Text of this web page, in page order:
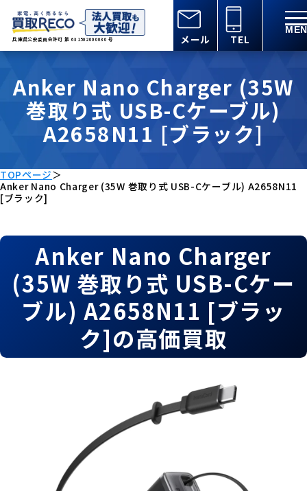
兵庫県公安委員会許可 第 631502000030 号 メール TEL
Anker Nano Charger (35W
巻取り式 USB-Cケーブル)
A2658N11 [ブラック]
TOPページ＞
Anker Nano Charger (35W 巻取り式 USB-Cケーブル) A2658N11
[ブラック]
Anker Nano Charger
(35W 巻取り式 USB-Cケー
ブル) A2658N11 [ブラッ
ク]の高価買取